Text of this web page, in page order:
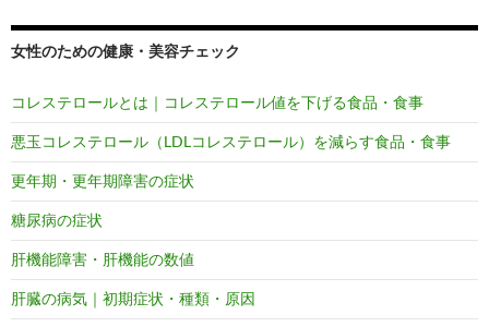
女性のための健康・美容チェック
コレステロールとは｜コレステロール値を下げる食品・食事
悪玉コレステロール（LDLコレステロール）を減らす食品・食事
更年期・更年期障害の症状
糖尿病の症状
肝機能障害・肝機能の数値
肝臓の病気｜初期症状・種類・原因